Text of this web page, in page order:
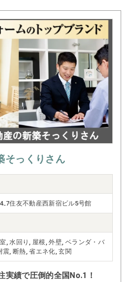
そっくりさん
住友不動産西新宿ビル5号館
, 水回り, 屋根, 外壁, ベランダ・バ
震, 断熱, 省エネ化, 玄関
実績で圧倒的全国No.1！